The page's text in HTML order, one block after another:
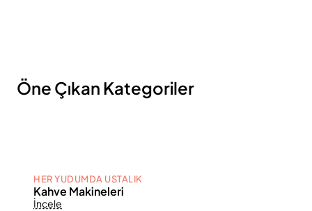
Öne Çıkan Kategoriler
HER YUDUMDA USTALIK
Kahve Makineleri
İncele